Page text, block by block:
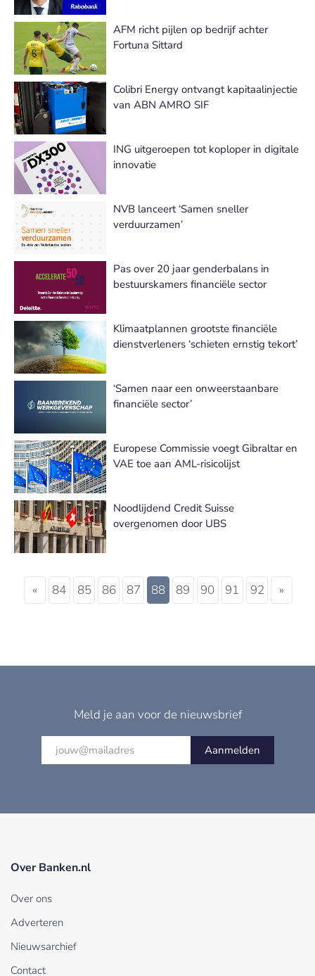
AFM richt pijlen op bedrijf achter
Fortuna Sittard
Colibri Energy ontvangt kapitaalinjectie
van ABN AMRO SIF
ING uitgeroepen tot koploper in digitale
innovatie
NVB lanceert ‘Samen sneller
verduurzamen’
Pas over 20 jaar genderbalans in
bestuurskamers financiële sector
Klimaatplannen grootste financiële
dienstverleners ‘schieten ernstig tekort’
‘Samen naar een onweerstaanbare
financiële sector’
Europese Commissie voegt Gibraltar en
VAE toe aan AML-risicolijst
Noodlijdend Credit Suisse
overgenomen door UBS
« 84 85 86 87 88 89 90 91 92 »
Meld je aan voor de nieuwsbrief
Aanmelden
Over Banken.nl
Over ons
Adverteren
Nieuwsarchief
Contact